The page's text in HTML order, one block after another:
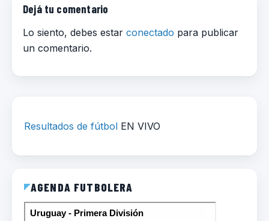
Dejá tu comentario
Lo siento, debes estar conectado para publicar
un comentario.
Resultados de fútbol EN VIVO
AGENDA FUTBOLERA